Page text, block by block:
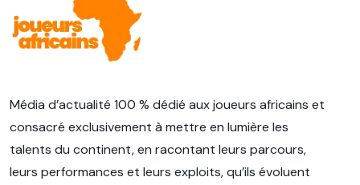
Média d’actualité 100 % dédié aux joueurs africains et
consacré exclusivement à mettre en lumière les
talents du continent, en racontant leurs parcours,
leurs performances et leurs exploits, qu’ils évoluent